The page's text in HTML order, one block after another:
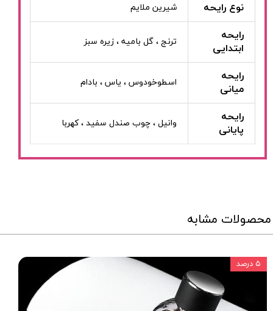
نوع رایحه شیرین ملایم
رایحه
ابتدایی
ترنج ، گل بامیه ، زیره سبز
رایحه
میانی
اسطوخودوس ، یاس ، بادام
رایحه
پایانی
وانیل ، چوب صندل سفید ، کهربا
محصولات مشابه
۵ درصد